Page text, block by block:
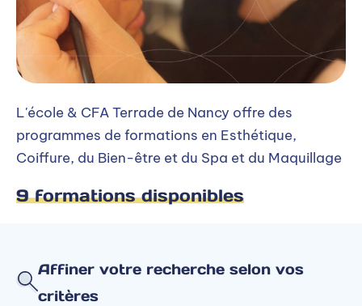
L'école & CFA Terrade de Nancy offre des
programmes de formations en Esthétique,
Coiffure, du Bien-être et du Spa et du Maquillage
9 formations disponibles
Affiner votre recherche selon vos
critères